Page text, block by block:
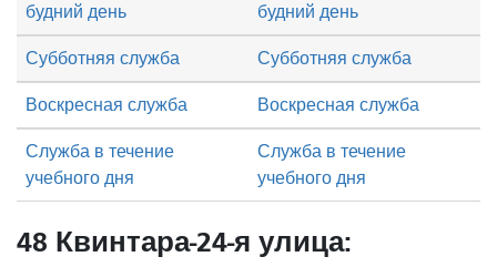
Субботняя служба Субботняя служба
Воскресная служба Воскресная служба
будний день будний день
Служба в течение
учебного дня
Служба в течение
учебного дня
48 Квинтара-24-я улица: